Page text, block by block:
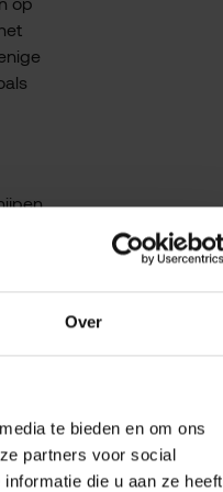
Over
te bieden en om ons
partners voor social
die u aan ze heeft
geen
het